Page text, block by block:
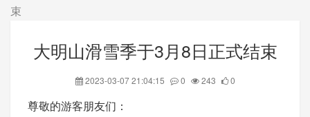
束
大明山滑雪季于3月8日正式结束
2023-03-07 21:04:15 0 243 0
尊敬的游客朋友们：